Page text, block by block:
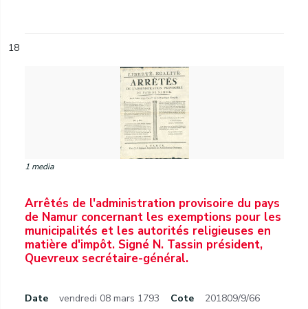
18
1 media
Arrêtés de l'administration provisoire du pays
de Namur concernant les exemptions pour les
municipalités et les autorités religieuses en
matière d'impôt. Signé N. Tassin président,
Quevreux secrétaire-général.
Date vendredi 08 mars 1793 Cote 201809/9/66